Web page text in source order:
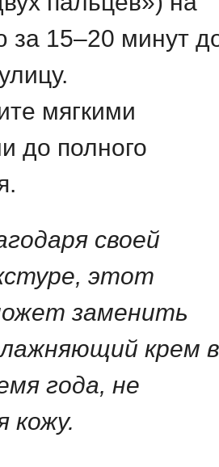
15–20 минут
мягкими
до полного
своей
этот
заменить
крем в
года, не
кожу.